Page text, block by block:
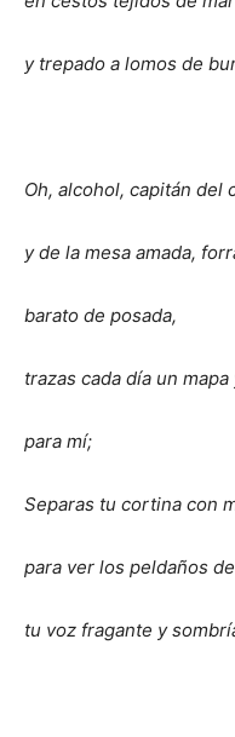
y trepado a lomos de
Oh, alcohol, capitán del
y de la mesa amada,
barato de posada,
trazas cada día un
para mí;
Separas tu cortina con
para ver los peldaños
tu voz fragante y